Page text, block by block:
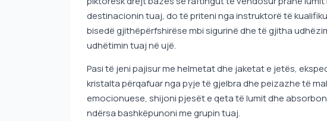
destinacionin tuaj, do të priteni nga instruktorë të
bisedë gjithëpërfshirëse mbi sigurinë dhe të gjitha
udhëtimin tuaj në ujë.
Pasi të jeni pajisur me helmetat dhe jaketat e jetës,
kristalta përqafuar nga pyje të gjelbra dhe peizazhe të
emocionuese, shijoni pjesët e qeta të lumit dhe
ndërsa bashkëpunoni me grupin tuaj.